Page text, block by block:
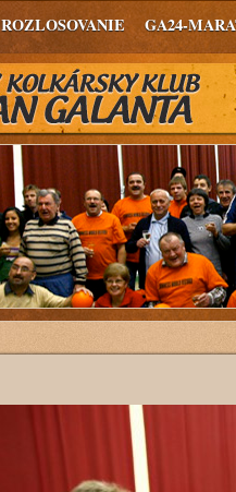
ROZLOSOVANIE GA24-